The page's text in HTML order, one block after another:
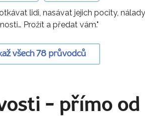
lidi, nasávat jejich pocity,
Prožít a předat vám."
všech 78 průvodců
- přímo od